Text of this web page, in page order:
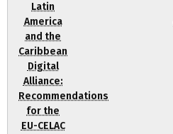
Latin
America
and the
Caribbean
Digital
Alliance:
Recommendations
for the
EU-CELAC